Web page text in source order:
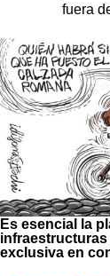
fuera
Es esencial la
exclusiva en